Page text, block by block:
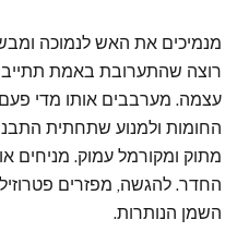
מנמיכים את האש לנמוכה
רוצה שהתערובת באמת
עצמה. מערבבים אותו מדי
החומות ולמנוע שתחתית
מתוק ומקורמל עמוק. מניחים
השמן הנותרות.